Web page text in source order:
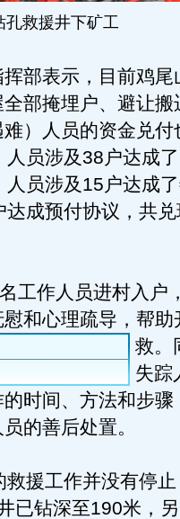
孔救援井下矿工
表示，目前鸡尾
部掩埋户、避让
）人员的资金兑
员涉及38户达成
员涉及15户达成
成预付协议，共
作人员进村入户
和心理疏导，帮助
救。
失踪
时间、方法和步骤
的善后处置。
援工作并没有停止
已钻深至190米，